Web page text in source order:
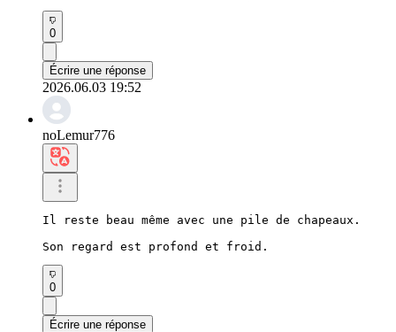
0
Écrire une réponse
2026.06.03 19:52
noLemur776
Il reste beau même avec une pile de chapeaux.
Son regard est profond et froid.
0
Écrire une réponse